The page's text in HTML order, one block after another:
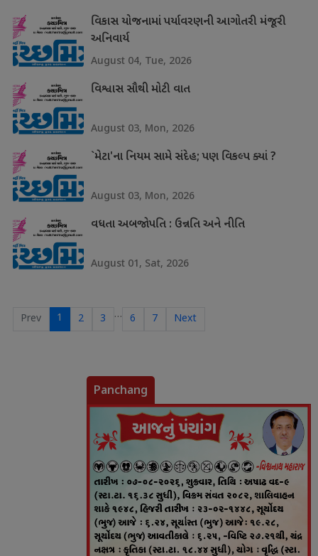
વિકાસ યોજનામાં પર્યાવરણની આગોતરી મંજૂરી
અનિવાર્ય
August 04, Tue, 2026
વિશ્વાસ સૌથી મોટી વાત
August 03, Mon, 2026
`મેટા'ના નિયમ સામે સંદેહ; પણ વિકલ્પ ક્યાં ?
August 03, Mon, 2026
વધતા અબજોપતિ : ઉન્નતિ અને નીતિ
August 01, Sat, 2026
Prev 1 2 3 … 6 7 Next
Panchang